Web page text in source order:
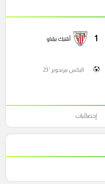
1 أتلتيك بيلباو
اليكس بيرنجوير ' 23
إحصائيات